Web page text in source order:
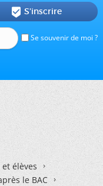
Se souvenir de moi ?
 S'inscrire
élèves
le BAC